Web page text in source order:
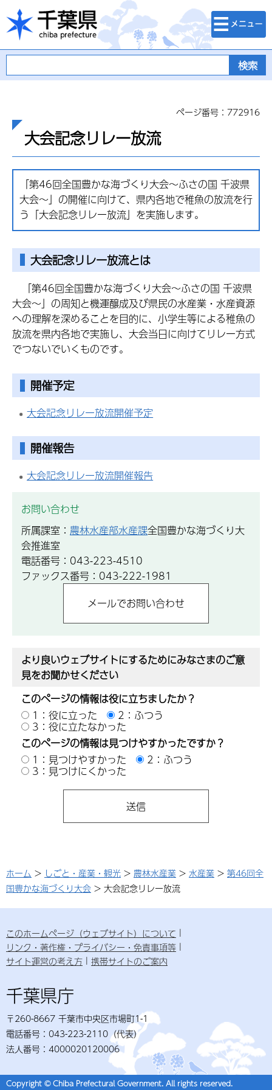
千葉県
検索・メニュ
ー
ページ番号：772916
大会記念リレー放流
「第46回全国豊かな海づくり大会～ふさの国 千波県
大会～」の開催に向けて、県内各地で稚魚の放流を行
う「大会記念リレー放流」を実施します。
大会記念リレー放流とは
「第46回全国豊かな海づくり大会～ふさの国 千波県
大会～」の周知と機運醸成及び県民の水産業・水産資源
への理解を深めることを目的に、小学生等による稚魚の
放流を県内各地で実施し、大会当日に向けてリレー方式
でつないでいくものです。
開催予定
大会記念リレー放流開催予定
開催報告
大会記念リレー放流開催報告
お問い合わせ
所属課室： 農林水産部水産課全国豊かな海づくり大
会推進室
電話番号：043-223-4510
ファックス番号：043-222-1981
より良いウェブサイトにするためにみなさまのご意
見をお聞かせください
このページの情報は役に立ちましたか？
1：役に立った
2：ふつう
3：役に立たなかった
このページの情報は見つけやすかったですか？
1：見つけやすかった
2：ふつう
3：見つけにくかった
ホーム > しごと・産業・観光 > 農林水産業 > 水産業 > 第46回全
国豊かな海づくり大会 > 大会記念リレー放流
このホームページ（ウェブサイト）について
リンク・著作権・プライバシー・免責事項等
サイト運営の考え方
携帯サイトのご案内
千葉県庁
〒260-8667 千葉市中央区市場町1-1
電話番号：043-223-2110（代表）
法人番号：4000020120006
Copyright © Chiba Prefectural Government. All rights reserved.